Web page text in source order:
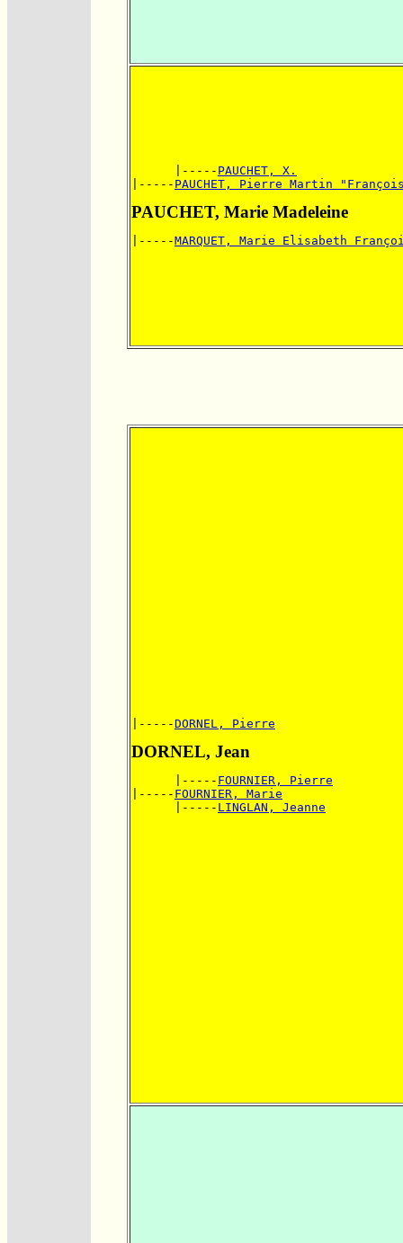
      |-----
PAUCHET, X.
|----- PAUCHET, Pierre Martin
PAUCHET, Marie Madeleine
|-----MARQUET, Marie Elisabeth
|-----DORNEL, Pierre
DORNEL, Jean
      |-----
FOURNIER, Pierre
|----- FOURNIER, Marie
      |-----
LINGLAN, Jeanne